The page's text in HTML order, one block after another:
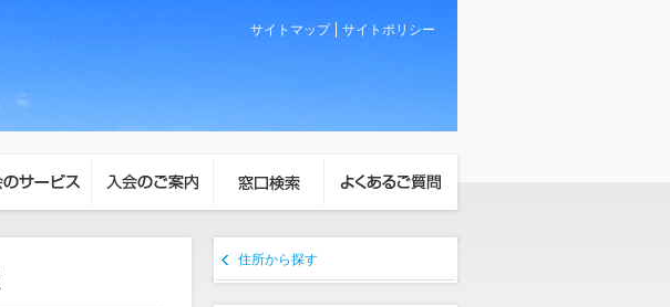
サイトマップ サイトポリシー
住所から探す